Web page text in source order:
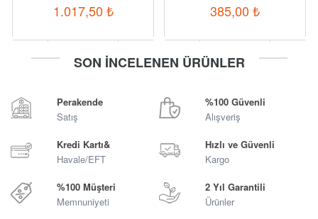
1.017,50 ₺ 385,00 ₺
SON İNCELENEN ÜRÜNLER
Perakende
Satış
%100 Güvenli
Alışveriş
Kredi Kartı&
Havale/EFT
Hızlı ve Güvenli
Kargo
%100 Müşteri
Memnuniyeti
2 Yıl Garantili
Ürünler